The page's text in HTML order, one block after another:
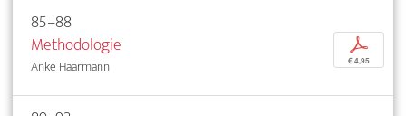
85–88
Methodologie
Anke Haarmann
p
€ 4,95